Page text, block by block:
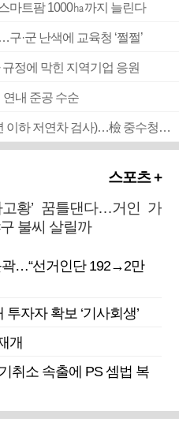
마트팜 1000㏊까지 늘린다
·군 난색에 교육청 ‘쩔쩔’
정에 막힌 지역기업 응원
연내 준공 수순
■ 검사 신분 버리고 직급하향(10년 이하 저연차 검사)…檢 중수청행 기피
스포츠 +
고황’ 꿈틀댄다…거인 가
불씨 살릴까
곽…“선거인단 192→2만
자자 확보 ‘기사회생’
개
취소 속출에 PS 셈법 복